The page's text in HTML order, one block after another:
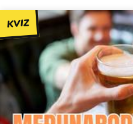
KVIZ